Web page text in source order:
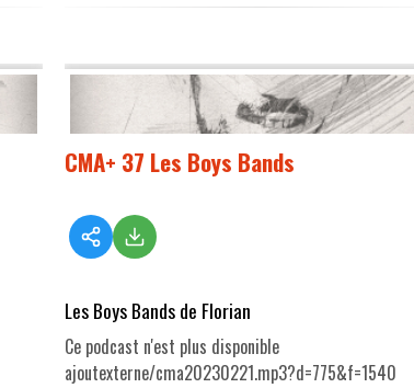
CMA+ 37 Les Boys Bands
Les Boys Bands de Florian
Ce podcast n'est plus disponible
ajoutexterne/cma20230221.mp3?d=775&f=1540